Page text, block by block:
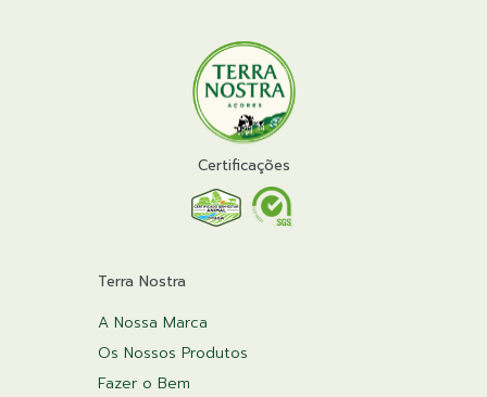
Certificações
Terra Nostra
A Nossa Marca
Os Nossos Produtos
Fazer o Bem